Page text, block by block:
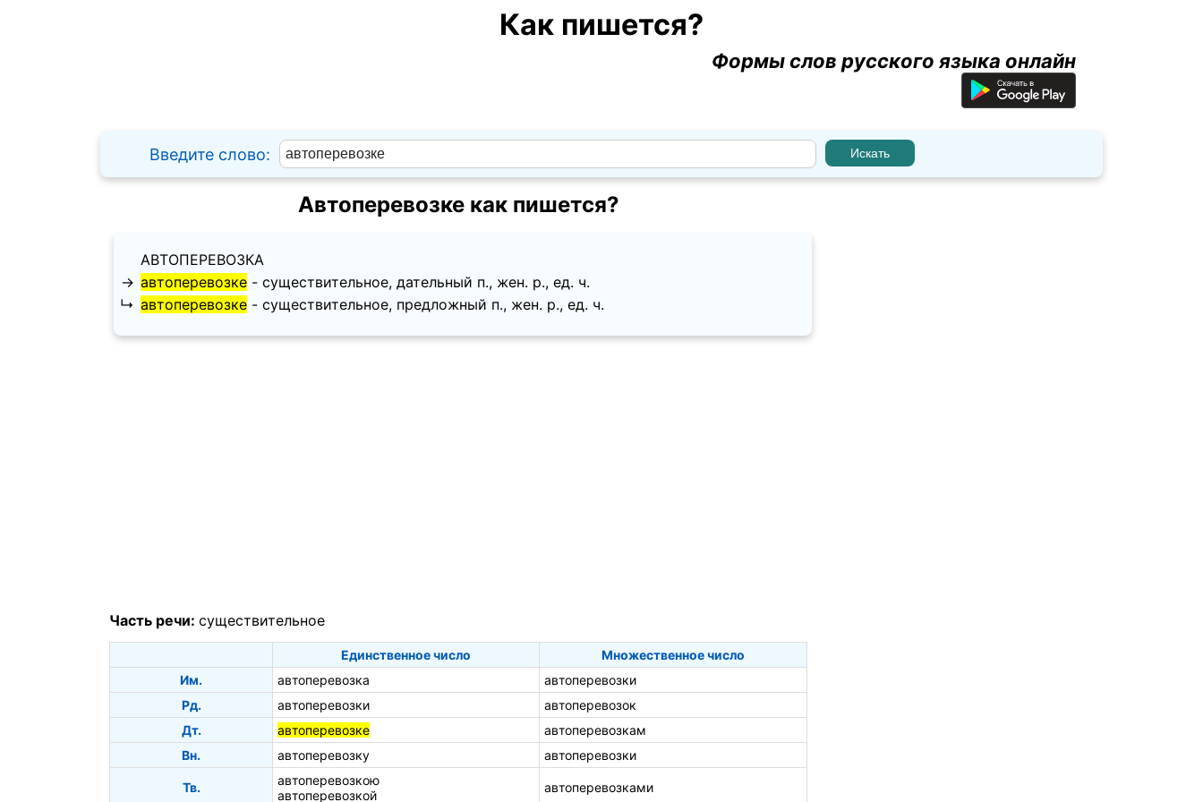
Как пишется?
Формы слов русского языка онлайн
Введите слово:
Автоперевозке как пишется?
АВТОПЕРЕВОЗКА
→ автоперевозке - существительное, дательный п., жен. p., ед. ч.
↳ автоперевозке - существительное, предложный п., жен. p., ед. ч.
Часть речи: существительное
Единственное число
Множественное число
Им.
автоперевозка
автоперевозки
Рд.
автоперевозки
автоперевозок
Дт.
автоперевозке
автоперевозкам
Вн.
автоперевозку автоперевозки
Тв.
автоперевозкою
автоперевозкой
автоперевозками